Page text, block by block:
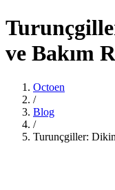
ve Bakım
Octoen
/
Blog
/
Turunçgiller: